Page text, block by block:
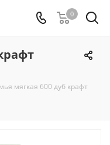
0
мягкая 600 дуб крафт